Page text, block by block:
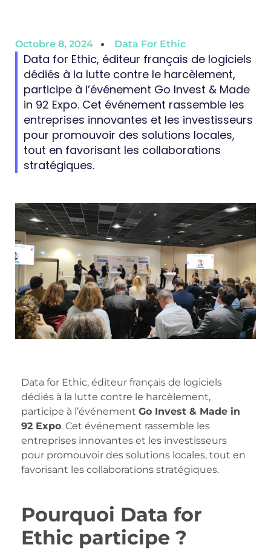
Octobre 8, 2024 Data For Ethic
Data for Ethic, éditeur français de logiciels
dédiés à la lutte contre le harcèlement,
participe à l’événement Go Invest & Made
in 92 Expo. Cet événement rassemble les
entreprises innovantes et les investisseurs
pour promouvoir des solutions locales,
tout en favorisant les collaborations
stratégiques.
Data for Ethic, éditeur français de logiciels
dédiés à la lutte contre le harcèlement,
participe à l’événement Go Invest & Made in
92 Expo. Cet événement rassemble les
entreprises innovantes et les investisseurs
pour promouvoir des solutions locales, tout en
favorisant les collaborations stratégiques.
Pourquoi Data for
Ethic participe ?